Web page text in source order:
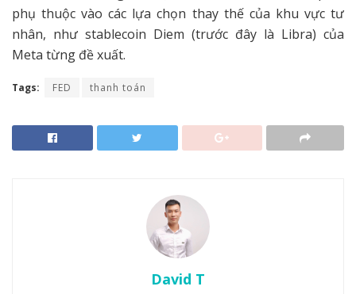
phụ thuộc vào các lựa chọn thay thế của khu vực tư
nhân, như stablecoin Diem (trước đây là Libra) của
Meta từng đề xuất.
Tags: FED thanh toán
David T